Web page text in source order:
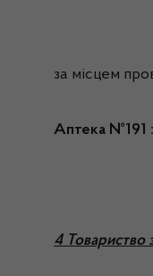
за місцем
Аптека №191 :
4 Товариство